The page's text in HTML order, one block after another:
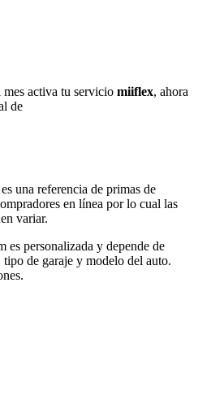
mes activa tu servicio miiflex, ahora
de
una referencia de primas de
en línea por lo cual las
variar.
es personalizada y depende de
de garaje y modelo del auto.